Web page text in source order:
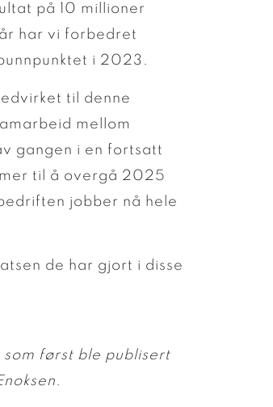
på 10 millioner
har vi forbedret
i 2023.
til denne
mellom
gangen i en fortsatt
til å overgå 2025
jobber nå hele
de har gjort i disse
som først ble publisert